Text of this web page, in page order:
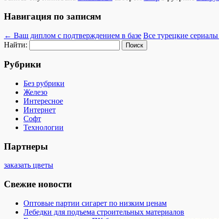
Навигация по записям
← Ваш диплом с подтверждением в базе Все турецкие
Найти:
Рубрики
Без рубрики
Железо
Интересное
Интернет
Софт
Технологии
Партнеры
заказать цветы
Свежие новости
Оптовые партии сигарет по низким ценам
Лебедки для подъема строительных материалов